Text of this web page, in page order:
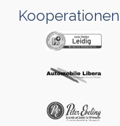
Kooperationen